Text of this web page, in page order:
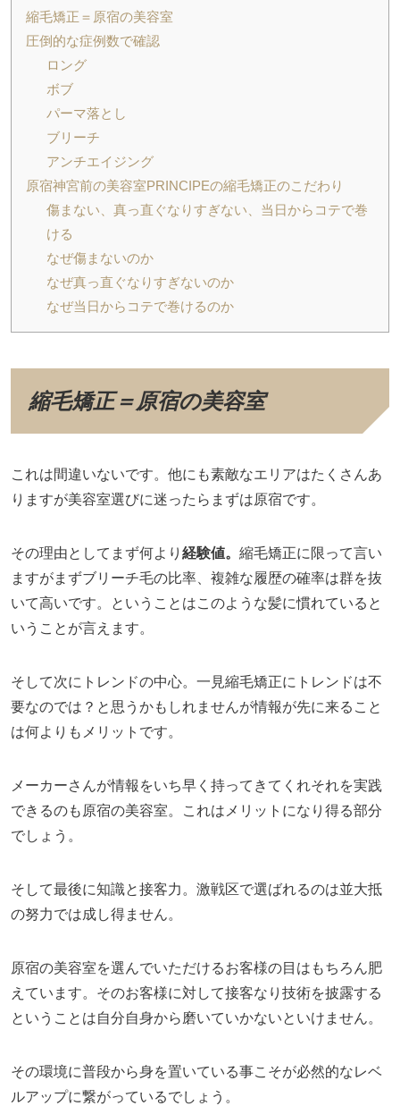
縮毛矯正＝原宿の美容室
圧倒的な症例数で確認
ロング
ボブ
パーマ落とし
ブリーチ
アンチエイジング
原宿神宮前の美容室PRINCIPEの縮毛矯正のこだわり
傷まない、真っ直ぐなりすぎない、当日からコテで巻
ける
なぜ傷まないのか
なぜ真っ直ぐなりすぎないのか
なぜ当日からコテで巻けるのか
縮毛矯正＝原宿の美容室
これは間違いないです。他にも素敵なエリアはたくさんあ
りますが美容室選びに迷ったらまずは原宿です。
その理由としてまず何より 経験値。 縮毛矯正に限って言い
ますがまずブリーチ毛の比率、複雑な履歴の確率は群を抜
いて高いです。ということはこのような髪に慣れていると
いうことが言えます。
そして次にトレンドの中心。一見縮毛矯正にトレンドは不
要なのでは？と思うかもしれませんが情報が先に来ること
は何よりもメリットです。
メーカーさんが情報をいち早く持ってきてくれそれを実践
できるのも原宿の美容室。これはメリットになり得る部分
でしょう。
そして最後に知識と接客力。激戦区で選ばれるのは並大抵
の努力では成し得ません。
原宿の美容室を選んでいただけるお客様の目はもちろん肥
えています。そのお客様に対して接客なり技術を披露する
ということは自分自身から磨いていかないといけません。
その環境に普段から身を置いている事こそが必然的なレベ
ルアップに繋がっているでしょう。